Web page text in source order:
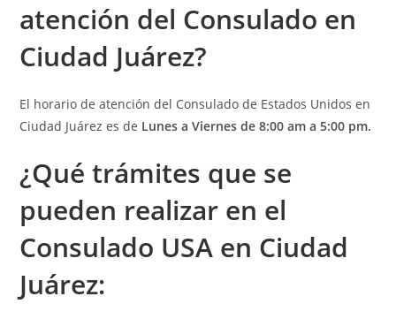
atención del Consulado en
Ciudad Juárez?
El horario de atención del Consulado de Estados Unidos en
Ciudad Juárez es de Lunes a Viernes de 8:00 am a 5:00 pm.
¿Qué trámites que se
pueden realizar en el
Consulado USA en Ciudad
Juárez: